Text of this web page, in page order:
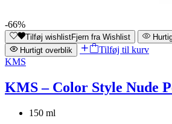
-66%
Tilføj wishlistFjern fra Wishlist
Hurtigt overblik
Tilføj til kurv
KMS
KMS – Color Style Nude
150 ml